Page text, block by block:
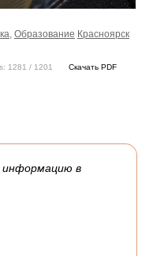
, Образование Красноярск
1281 / 1201 Скачать PDF
информацию в